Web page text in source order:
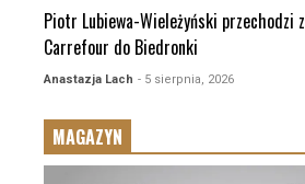
Piotr Lubiewa-Wieleżyński przechodzi z
Carrefour do Biedronki
Anastazja Lach - 5 sierpnia, 2026
MAGAZYN